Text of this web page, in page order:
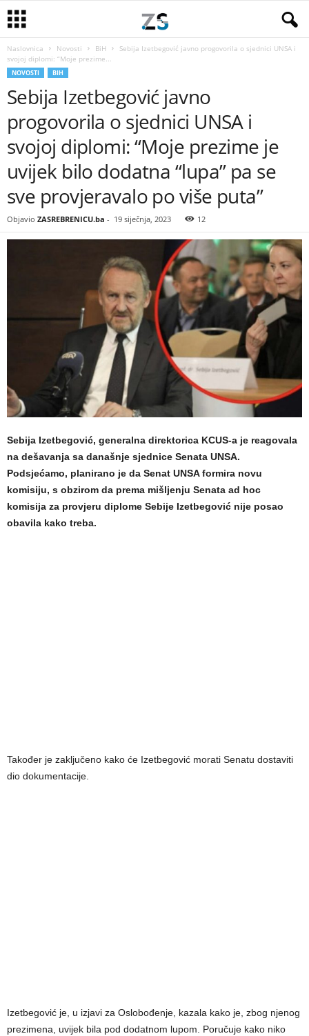
Naslovnica Novosti BiH
Sebija Izetbegović javno progovorila o sjednici UNSA i
svojoj diplomi: “Moje prezime...
NOVOSTI BIH
Sebija Izetbegović javno
progovorila o sjednici UNSA i
svojoj diplomi: “Moje prezime je
uvijek bilo dodatna “lupa” pa se
sve provjeravalo po više puta”
Objavio ZASREBRENICU.ba - 19 siječnja, 2023 12
Sebija Izetbegović, generalna direktorica KCUS-a je reagovala
na dešavanja sa današnje sjednice Senata UNSA.
Podsjećamo, planirano je da Senat UNSA formira novu
komisiju, s obzirom da prema mišljenju Senata ad hoc
komisija za provjeru diplome Sebije Izetbegović nije posao
obavila kako treba.
Također je zaključeno kako će Izetbegović morati Senatu dostaviti
dio dokumentacije.
Izetbegović je, u izjavi za Oslobođenje, kazala kako je, zbog njenog
prezimena, uvijek bila pod dodatnom lupom. Poručuje kako niko